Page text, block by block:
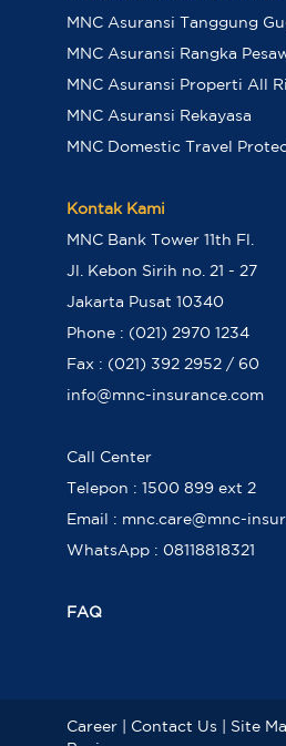
MNC Asuransi Tanggung
MNC Asuransi Rangka
MNC Asuransi Properti All
MNC Asuransi Rekayasa
MNC Domestic Travel
Kontak Kami
MNC Bank Tower 11th Fl.
Jl. Kebon Sirih no. 21 - 27
Jakarta Pusat 10340
Phone : (021) 2970 1234
Fax : (021) 392 2952 / 60
info@mnc-insurance.com
Call Center
Telepon : 1500 899 ext 2
Email : mnc.care@mnc-
WhatsApp : 08118818321
FAQ
Career| Contact Us Site